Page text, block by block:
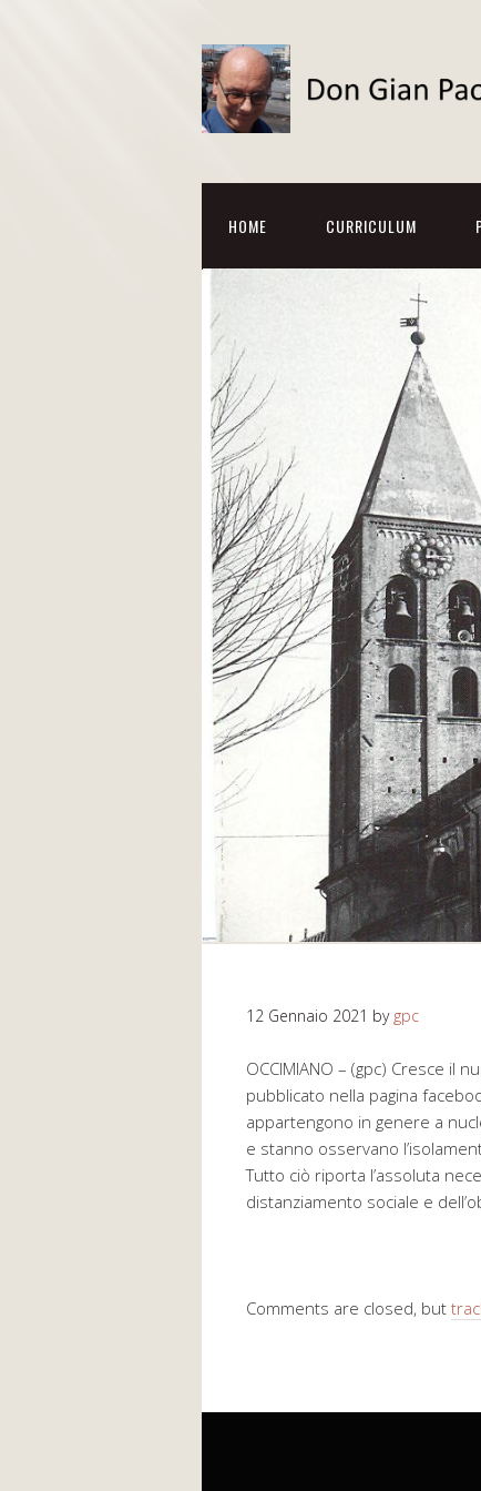
HOME CURRICULUM
12 Gennaio 2021 by gpc
OCCIMIANO – (gpc) Cresce il
pubblicato nella pagina
appartengono in genere a
e stanno osservano
Tutto ciò riporta l’assoluta
distanziamento sociale e
Comments are closed, but